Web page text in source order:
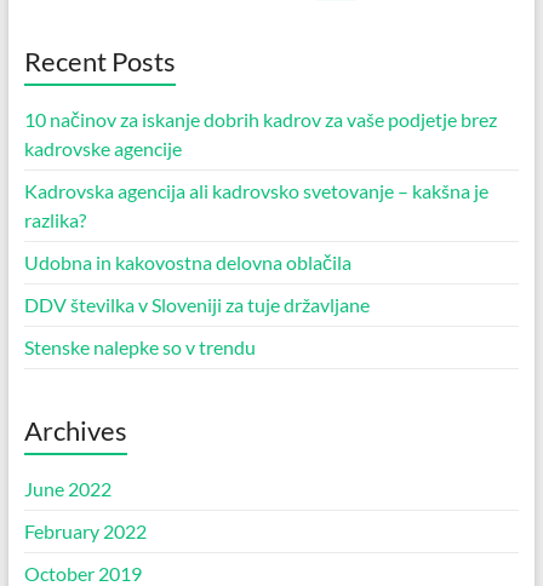
Recent Posts
10 načinov za iskanje dobrih kadrov za vaše podjetje brez
kadrovske agencije
Kadrovska agencija ali kadrovsko svetovanje – kakšna je
razlika?
Udobna in kakovostna delovna oblačila
DDV številka v Sloveniji za tuje državljane
Stenske nalepke so v trendu
Archives
June 2022
February 2022
October 2019